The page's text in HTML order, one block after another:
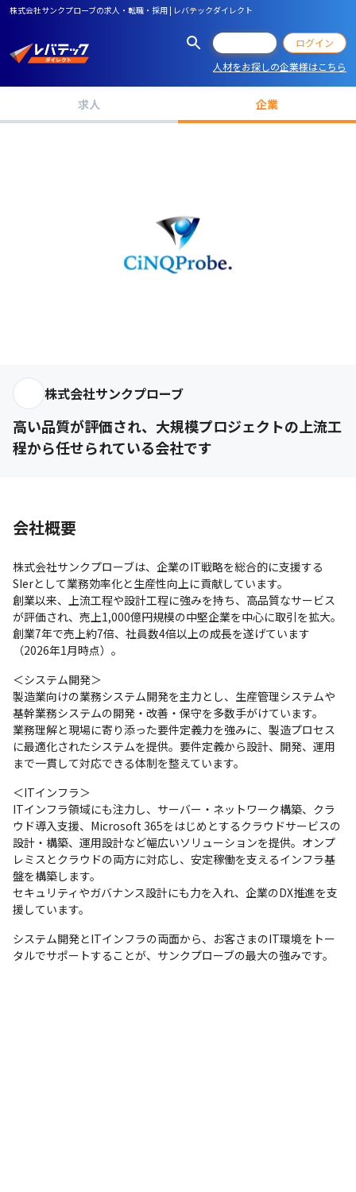
株式会社サンクプローブの求人・転職・採用 | レバテックダイレクト
ログイン
人材をお探しの企業様はこちら
求人 企業
株式会社サンクプローブ
高い品質が評価され、大規模プロジェクトの上流工
程から任せられている会社です
会社概要
株式会社サンクプローブは、企業のIT戦略を総合的に支援する
SIerとして業務効率化と生産性向上に貢献しています。
創業以来、上流工程や設計工程に強みを持ち、高品質なサービス
が評価され、売上1,000億円規模の中堅企業を中心に取引を拡大。
創業7年で売上約7倍、社員数4倍以上の成長を遂げています
（2026年1月時点）。
＜システム開発＞
製造業向けの業務システム開発を主力とし、生産管理システムや
基幹業務システムの開発・改善・保守を多数手がけています。
業務理解と現場に寄り添った要件定義力を強みに、製造プロセス
に最適化されたシステムを提供。要件定義から設計、開発、運用
まで一貫して対応できる体制を整えています。
＜ITインフラ＞
ITインフラ領域にも注力し、サーバー・ネットワーク構築、クラ
ウド導入支援、Microsoft 365をはじめとするクラウドサービスの
設計・構築、運用設計など幅広いソリューションを提供。オンプ
レミスとクラウドの両方に対応し、安定稼働を支えるインフラ基
盤を構築します。
セキュリティやガバナンス設計にも力を入れ、企業のDX推進を支
援しています。
システム開発とITインフラの両面から、お客さまのIT環境をトー
タルでサポートすることが、サンクプローブの最大の強みです。